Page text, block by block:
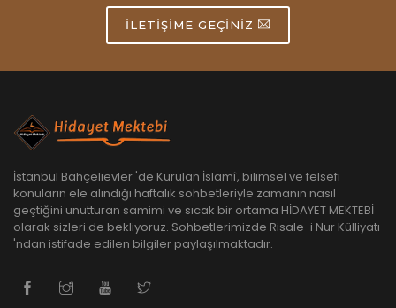
İLETIŞIME GEÇINIZ
İstanbul Bahçelievler 'de Kurulan İslamî, bilimsel ve felsefi
konuların ele alındığı haftalık sohbetleriyle zamanın nasıl
geçtiğini unutturan samimi ve sıcak bir ortama HİDAYET MEKTEBİ
olarak sizleri de bekliyoruz. Sohbetlerimizde Risale-i Nur Külliyatı
'ndan istifade edilen bilgiler paylaşılmaktadır.